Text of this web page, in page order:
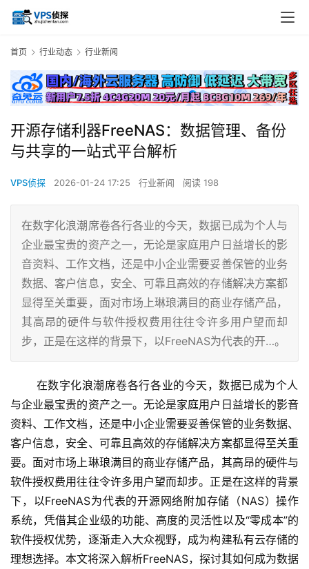
首页 行业动态 行业新闻
开源存储利器FreeNAS：数据管理、备份
与共享的一站式平台解析
VPS侦探 2026-01-24 17:25 行业新闻 阅读 198
在数字化浪潮席卷各行各业的今天，数据已成为个人与
企业最宝贵的资产之一，无论是家庭用户日益增长的影
音资料、工作文档，还是中小企业需要妥善保管的业务
数据、客户信息，安全、可靠且高效的存储解决方案都
显得至关重要，面对市场上琳琅满目的商业存储产品，
其高昂的硬件与软件授权费用往往令许多用户望而却
步，正是在这样的背景下，以FreeNAS为代表的开…。
与企业最宝贵的资产之一。无论是家庭用户日益增长的影音
资料、工作文档，还是中小企业需要妥善保管的业务数据、
客户信息，安全、可靠且高效的存储解决方案都显得至关重
要。面对市场上琳琅满目的商业存储产品，其高昂的硬件与
软件授权费用往往令许多用户望而却步。正是在这样的背景
下，以FreeNAS为代表的开源网络附加存储（NAS）操作
系统，凭借其企业级的功能、高度的灵活性以及“零成本”的
软件授权优势，逐渐走入大众视野，成为构建私有云存储的
理想选择。本文将深入解析FreeNAS，探讨其如何成为数据